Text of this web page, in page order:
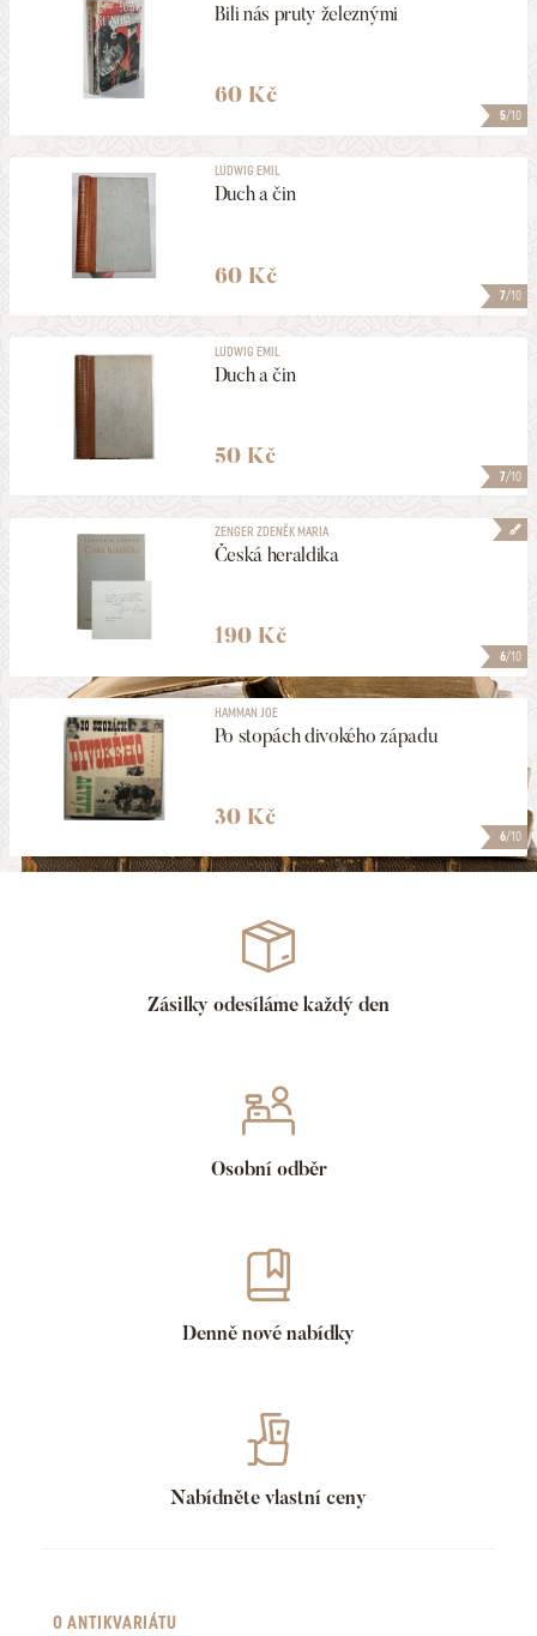
5/10
Bili nás pruty železnými
60 Kč
7/10
LUDWIG EMIL
Duch a čin
60 Kč
7/10
LUDWIG EMIL
Duch a čin
50 Kč
6/10
ZENGER ZDENĚK MARIA
Česká heraldika
190 Kč
6/10
HAMMAN JOE
Po stopách divokého západu
30 Kč
Zásilky odesíláme každý den
Osobní odběr
Denně nové nabídky
Nabídněte vlastní ceny
O ANTIKVARIÁTU